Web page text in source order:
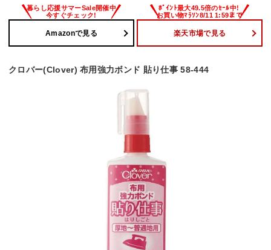
Amazonで見る 楽天市場で見る
クロバー(Clover) 布用強力ボンド 貼り仕事 58-444